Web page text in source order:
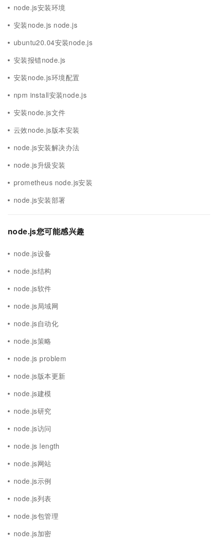
node.js安装环境
安装node.js node.js
ubuntu20.04安装node.js
安装报错node.js
安装node.js环境配置
npm install安装node.js
安装node.js文件
云效node.js版本安装
node.js安装解决办法
node.js升级安装
prometheus node.js安装
node.js安装部署
node.js您可能感兴趣
node.js设备
node.js结构
node.js软件
node.js局域网
node.js自动化
node.js策略
node.js problem
node.js版本更新
node.js建模
node.js研究
node.js访问
node.js length
node.js网站
node.js示例
node.js列表
node.js包管理
node.js加密